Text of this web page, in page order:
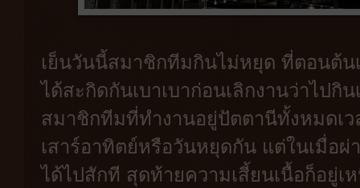
เย็นวันนี้สมาชิกทีมกินไม่หยุด ที่ตอนต้น
ได้สะกิดกันเบาเบาก่อนเลิกงานว่าไป
สมาชิกทีมที่ทำงานอยู่ปัตตานีทั้งหมดเ
เสาร์อาทิตย์หรือวันหยุดกัน แต่ในเมื่อ
ได้ไปสักที สุดท้ายความเสี้ยนเนื้อก็อยู่เ